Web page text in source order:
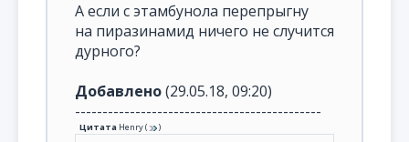
А если с этамбунола перепрыгну
на пиразинамид ничего не случится
дурного?
Добавлено(29.05.18, 09:20)
---------------------------------------------
Цитата Henry( )